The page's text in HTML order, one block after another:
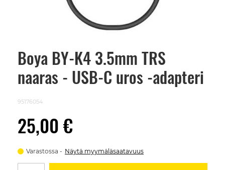
Boya BY-K4 3.5mm TRS
naaras - USB-C uros -adapteri
95176054
25,00 €
Varastossa Näytä myymäläsaatavuus
Skip
beginning
images